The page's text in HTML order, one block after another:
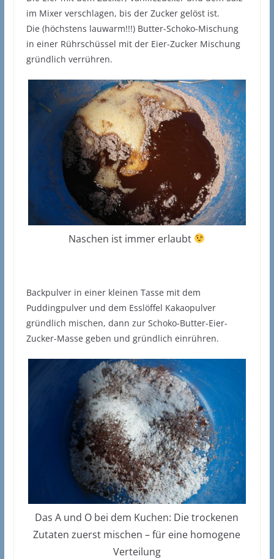
im Mixer verschlagen, bis der Zucker gelöst ist.
Die (höchstens lauwarm!!!) Butter-Schoko-Mischung
in einer Rührschüssel mit der Eier-Zucker Mischung
gründlich verrühren.
Naschen ist immer erlaubt
Backpulver in einer kleinen Tasse mit dem
Puddingpulver und dem Esslöffel Kakaopulver
gründlich mischen, dann zur Schoko-Butter-Eier-
Zucker-Masse geben und gründlich einrühren.
Das A und O bei dem Kuchen: Die trockenen
Zutaten zuerst mischen – für eine homogene
Verteilung